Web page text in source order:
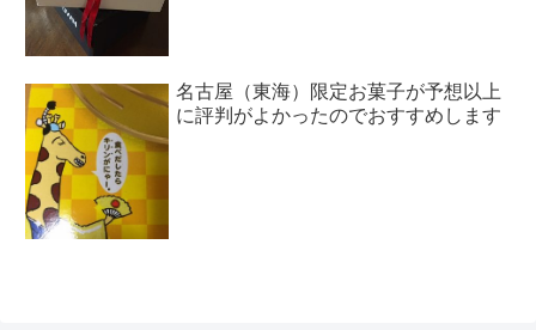
名古屋（東海）限定お菓子が予想以上
に評判がよかったのでおすすめします